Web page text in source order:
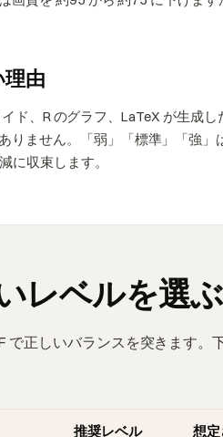
理由
ド、R のグラフ、LaTeX が生成
りません。「弱」「標準」「強
に収束します。
レベルを選ぶ
正しいバランスを突きます。
推奨レベル 想